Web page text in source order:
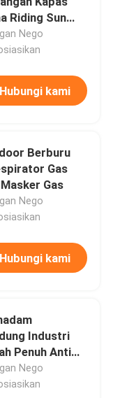
Riding Sun
Nego
Hubungi kami
Berburu
Gas
Gas
Nego
Hubungi kami
Industri
Penuh Anti
Nego